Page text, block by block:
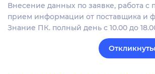
Внесение данных по заявке, работа
прием информации от поставщика и
Знание ПК. полный день с 10.00 до